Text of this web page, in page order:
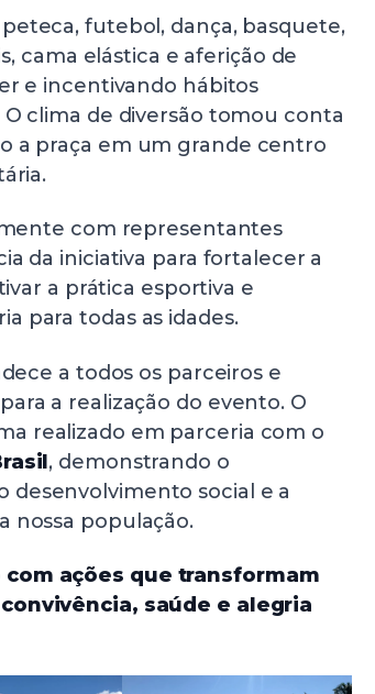
futebol, dança, basquete,
cama elástica e aferição de
e incentivando hábitos
clima de diversão tomou conta
a praça em um grande centro
com representantes
da iniciativa para fortalecer a
a prática esportiva e
para todas as idades.
a todos os parceiros e
a realização do evento. O
realizado em parceria com o
, demonstrando o
desenvolvimento social e a
nossa população.
ações que transformam
saúde e alegria